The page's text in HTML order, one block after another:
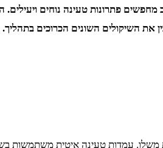
מחפשים פתרונות טעינה נוחים
את השיקולים השונים הכרוכים בתהליך.